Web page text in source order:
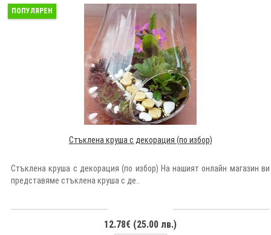
ПОПУЛЯРЕН
Стъклена круша с декорация (по избор)
Стъклена круша с декорация (по избор) На нашият онлайн магазин ви
представяме стъклена круша с де..
12.78€ (25.00 лв.)